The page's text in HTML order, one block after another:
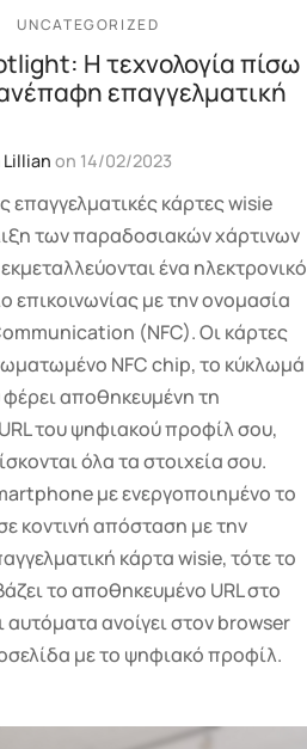
UNCATEGORIZED
Η τεχνολογία πίσω
επαγγελματική
on 14/02/2023
επαγγελματικές κάρτες wisie
των παραδοσιακών χάρτινων
ένα ηλεκτρονικό
επικοινωνίας με την ονομασία
(NFC). Οι κάρτες
NFC chip, το κύκλωμά
αποθηκευμένη τη
του ψηφιακού προφίλ σου,
όλα τα στοιχεία σου.
με ενεργοποιημένο το
κοντινή απόσταση με την
κάρτα wisie, τότε το
το αποθηκευμένο URL στο
αυτόματα ανοίγει στον browser
με το ψηφιακό προφίλ.